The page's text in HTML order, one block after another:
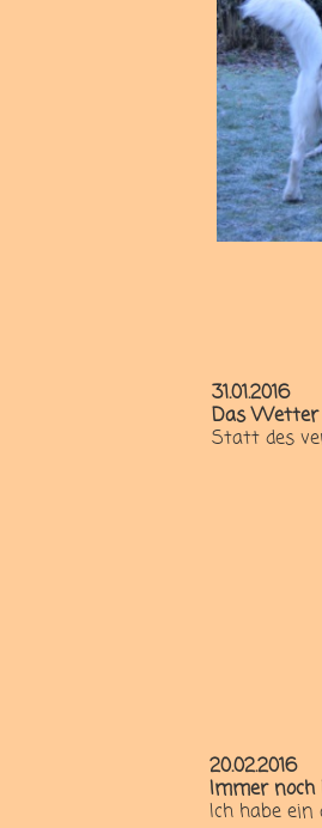
31.01.2016
Das Wetter
Statt des
20.02.2016
Immer noch
Ich habe